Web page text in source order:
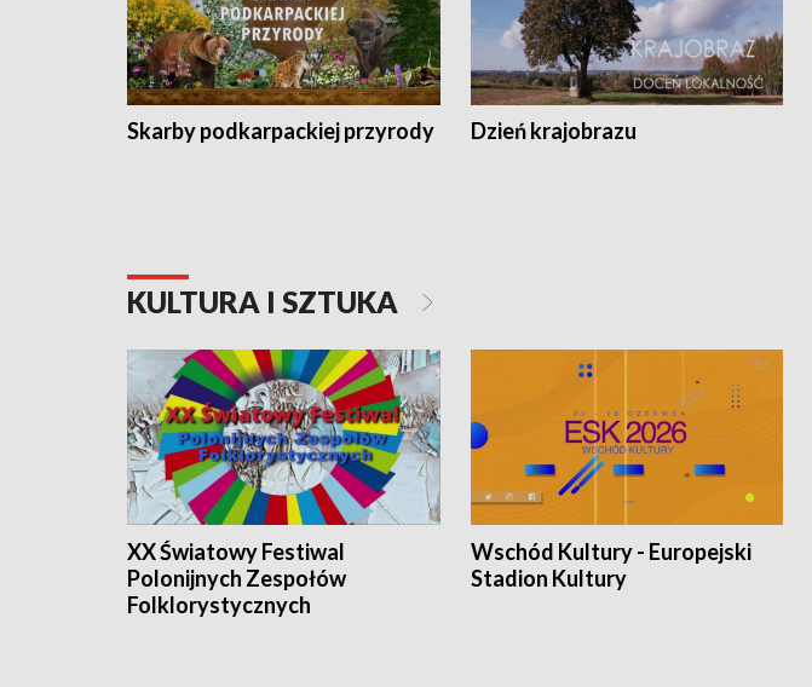
Skarby podkarpackiej przyrody Dzień krajobrazu
KULTURA I SZTUKA
XX Światowy Festiwal
Polonijnych Zespołów
Folklorystycznych
Wschód Kultury - Europejski
Stadion Kultury